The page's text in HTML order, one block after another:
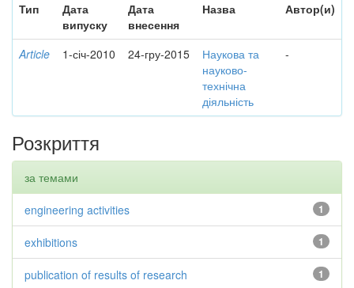
Тип
Дата
випуску
Дата
внесення
Назва Автор(и)
Article 1-січ-2010 24-гру-2015
Наукова та
науково-
технічна
діяльність
-
Розкриття
за темами
1
engineering activities
1
exhibitions
1
publication of results of research